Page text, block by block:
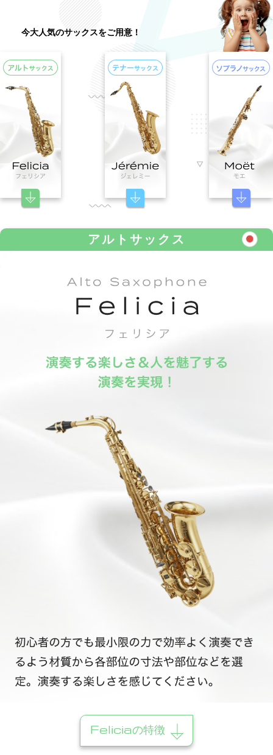
今大人気のサックスをご用意！
アルトサックス
Feliciaの特徴